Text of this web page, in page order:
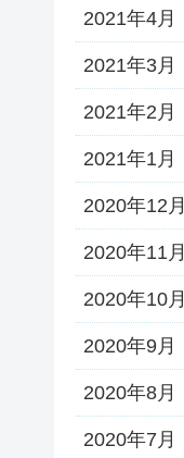
2021年4月
2021年3月
2021年2月
2021年1月
2020年12月
2020年11月
2020年10月
2020年9月
2020年8月
2020年7月